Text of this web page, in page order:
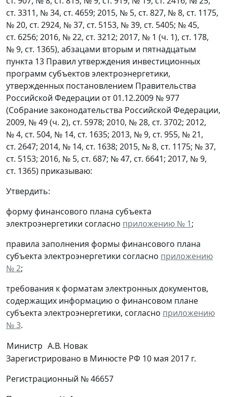
ст. 3311, № 34, ст. 4659; 2015, № 5, ст. 827, № 8, ст. 1175,
№ 20, ст. 2924, № 37, ст. 5153, № 39, ст. 5405; № 45,
ст. 6256; 2016, № 22, ст. 3212; 2017, № 1 (ч. 1), ст. 178,
№ 9, ст. 1365), абзацами вторым и пятнадцатым
пункта 13 Правил утверждения инвестиционных
программ субъектов электроэнергетики,
утвержденных постановлением Правительства
Российской Федерации от 01.12.2009 № 977
(Собрание законодательства Российской Федерации,
2009, № 49 (ч. 2), ст. 5978; 2010, № 28, ст. 3702; 2012,
№ 4, ст. 504, № 14, ст. 1635; 2013, № 9, ст. 955, № 21,
ст. 2647; 2014, № 14, ст. 1638; 2015, № 8, ст. 1175; № 37,
ст. 5153; 2016, № 5, ст. 687; № 47, ст. 6641; 2017, № 9,
ст. 1365) приказываю:
Утвердить:
форму финансового плана субъекта
электроэнергетики согласно приложению № 1;
правила заполнения формы финансового плана
субъекта электроэнергетики согласно приложению
№ 2;
требования к форматам электронных документов,
содержащих информацию о финансовом плане
субъекта электроэнергетики, согласно приложению
№ 3.
Министр А.В. Новак
Зарегистрировано в Минюсте РФ 10 мая 2017 г.
Регистрационный № 46657